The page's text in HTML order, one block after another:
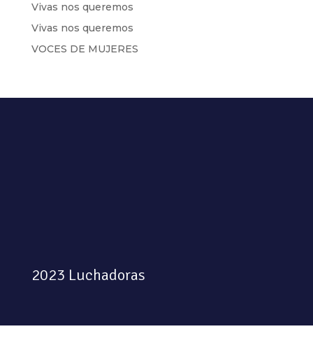
Vivas nos queremos
Vivas nos queremos
VOCES DE MUJERES
2023 Luchadoras